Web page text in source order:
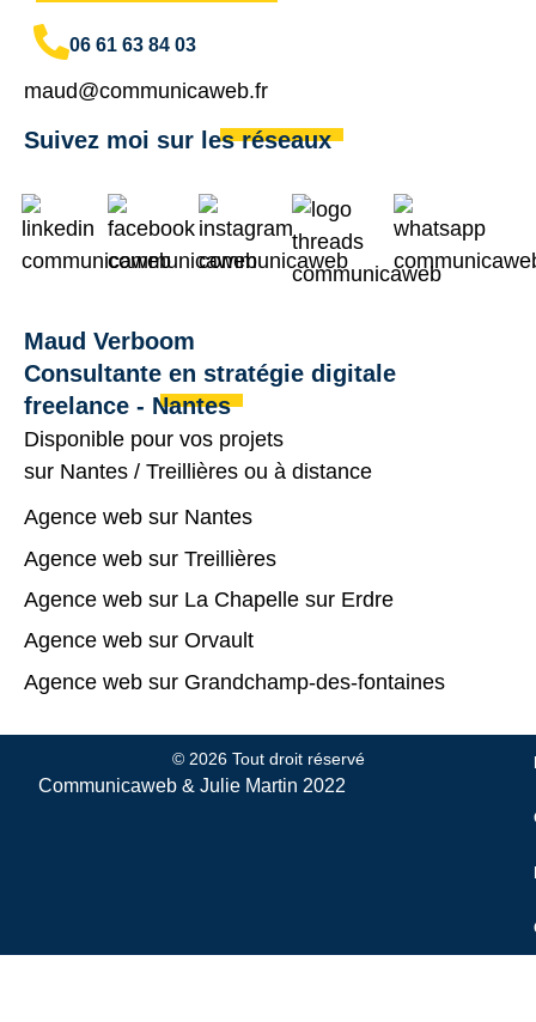
Maud Verboom
Consultante en stratégie digitale
freelance - Nantes
Disponible pour vos projets
sur Nantes / Treillières ou à distance
Agence web sur Nantes
Agence web sur Treillières
Agence web sur La Chapelle sur Erdre
Agence web sur Orvault
Agence web sur Grandchamp-des-fontaines
06 61 63 84 03
maud@communicaweb.fr
Suivez moi sur les réseaux
© 2026 Tout droit réservé
Communicaweb &Julie Martin 2022